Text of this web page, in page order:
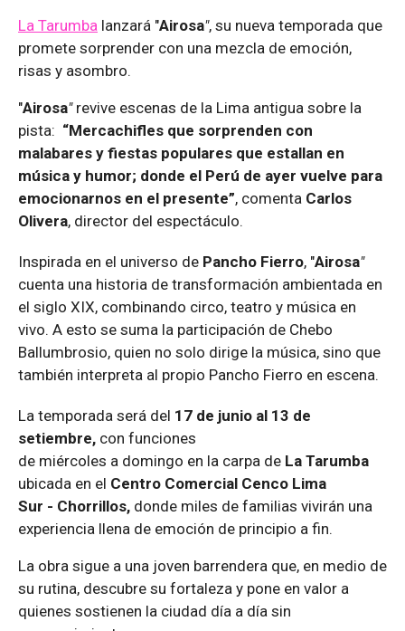
La Tarumba lanzará "Airosa", su nueva temporada que
promete sorprender con una mezcla de emoción,
risas y asombro.
"Airosa"revive escenas de la Lima antigua sobre la
pista: “Mercachifles que sorprenden con
malabares y fiestas populares que estallan en
música y humor; donde el Perú de ayer vuelve para
emocionarnos en el presente”, comenta Carlos
Olivera, director del espectáculo.
Inspirada en el universo de Pancho Fierro, "Airosa"
cuenta una historia de transformación ambientada en
el siglo XIX, combinando circo, teatro y música en
vivo. A esto se suma la participación de Chebo
Ballumbrosio, quien no solo dirige la música, sino que
también interpreta al propio Pancho Fierro en escena.
La temporada será del 1 7 de junio al 13 de
setiembre, con funciones
de miércoles a domingo en la carpa de La Tarumba
ubicada en el Centro Comercial Cenco Lima
Sur - Chorrillos, donde miles de familias vivirán una
experiencia llena de emoción de principio a fin.
La obra sigue a una joven barrendera que, en medio de
su rutina, descubre su fortaleza y pone en valor a
quienes sostienen la ciudad día a día sin